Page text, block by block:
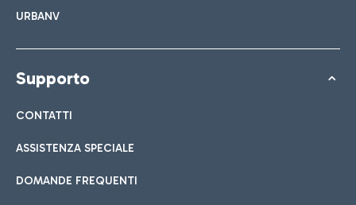
URBANV
Supporto
CONTATTI
ASSISTENZA SPECIALE
DOMANDE FREQUENTI